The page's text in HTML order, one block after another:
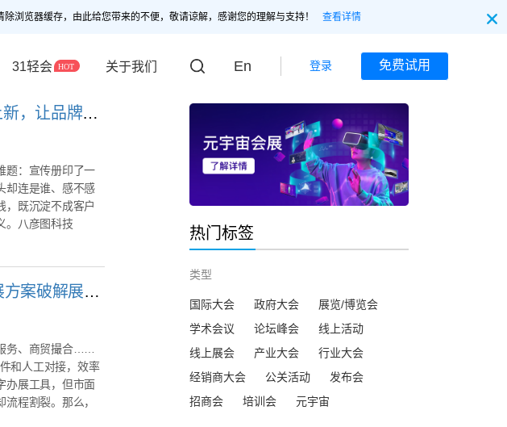
浏览器缓存，由此给您带来的不便，敬请谅解，感谢您的理解与支持！ 查看详情
31轻会 关于我们 En 登录 免费试用
告别纸质，一碰直达：智碰品宣卡重磅上新，让品牌全开口
题：宣传册印了一
却连是谁、感不感
既沉淀不成客户
。八彦图科技
数字办展工具怎么选？31会议全链路办展方案破解展会管理难题
务、商贸撮合……
和人工对接，效率
办展工具，但市面
程割裂。那么，
热门标签
类型
国际大会 政府大会
展览/博览会
学术会议
论坛峰会
线上活动
线上展会
产业大会
行业大会
经销商大会
公关活动
发布会
招商会
培训会 元宇宙